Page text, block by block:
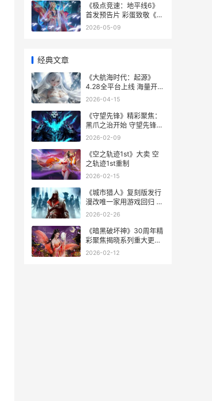
《极点竞速：地平线6》
首发预告片 彩蛋致敬《头
文字D》 极点 跑步
2026-05-09
经典文章
《大航海时代：起源》
4.28全平台上线 海量开航
福利同步开始 大航海时代
2026-04-15
《守望先锋》精彩聚焦：
黑爪之治开始 守望先锋
janus
2026-02-09
《空之轨迹1st》大卖 空
之轨迹1st重制
2026-02-15
《城市猎人》复刻版发行
漫改唯一家用游戏回归 城
市猎人原著
2026-02-26
《暗黑破坏神》30周年精
彩聚焦揭晓系列重大更新
——最新术士职业跨作登
2026-02-12